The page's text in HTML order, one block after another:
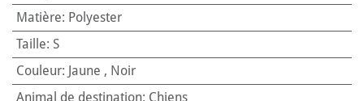
Matière: Polyester
Taille: S
Couleur: Jaune , Noir
Animal de destination: Chiens